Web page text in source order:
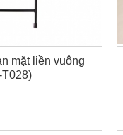
mặt liền vuông